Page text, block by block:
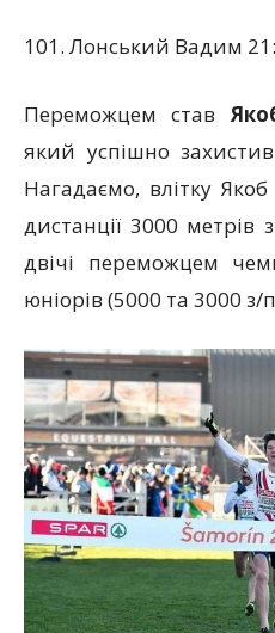
101. Лонський Вадим
Переможцем став
який успішно
Нагадаємо, влітку
дистанції 3000
двічі переможцем
юніорів (5000 та 3000 з/